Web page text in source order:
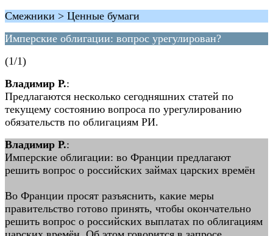
Смежники > Ценные бумаги
Имперские облигации: вопрос урегулирован?
(1/1)
Владимир Р.:
Предлагаются несколько сегодняшних статей по
текущему состоянию вопроса по урегулированию
обязательств по облигациям РИ.
Владимир Р.:
Имперские облигации: во Франции предлагают
решить вопрос о российских займах царских времён
Во Франции просят разъяснить, какие меры
правительство готово принять, чтобы окончательно
решить вопрос о российских выплатах по облигациям